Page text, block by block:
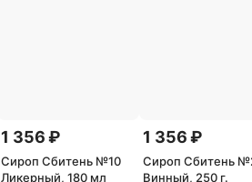
1 356 ₽
Сироп Сбитень №10
Ликерный, 180 мл
1 356 ₽
Сироп Сбитень
Винный, 250 г.